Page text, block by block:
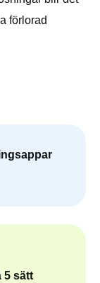
förlorad
5 sätt